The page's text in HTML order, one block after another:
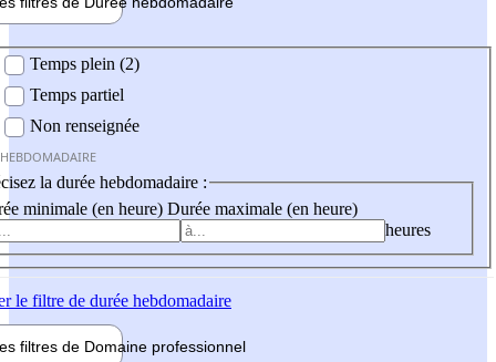
Temps plein (2)
Temps partiel
Non renseignée
la durée hebdomadaire :
minimale (en heure) Durée maximale (en heure)
heures
le filtre de durée hebdomadaire
filtres de Domaine professionnel